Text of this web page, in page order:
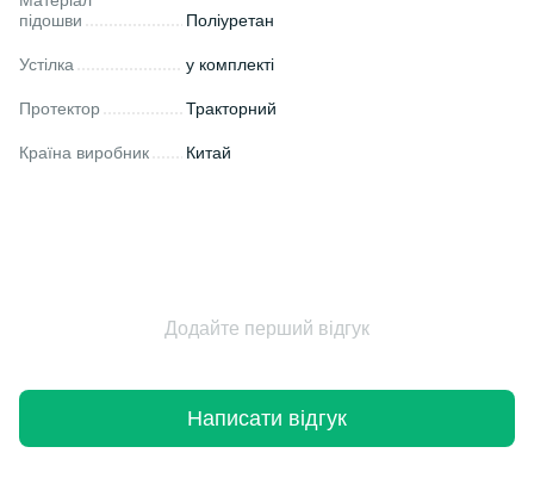
підошви
Поліуретан
Устілка у комплекті
Протектор Тракторний
Країна виробник Китай
Додайте перший відгук
Написати відгук